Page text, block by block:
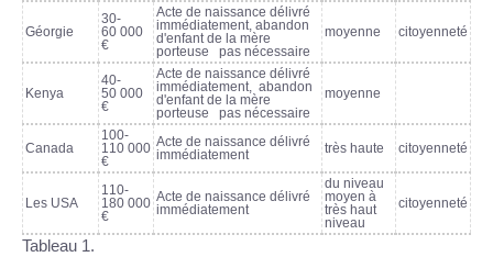
Géorgie
30-
60 000
€
Acte de naissance délivré
immédiatement, abandon
d'enfant de la mère
porteuse pas nécessaire
moyenne citoyenneté
Kenya
40-
50 000
€
Acte de naissance délivré
immédiatement, abandon
d'enfant de la mère
porteuse pas nécessaire
moyenne
Canada
100-
110 000
€
Acte de naissance délivré
immédiatement
très haute citoyenneté
Les USA
110-
180 000
€
Acte de naissance délivré
immédiatement
du niveau
moyen à
très haut
niveau
citoyenneté
Tableau 1.